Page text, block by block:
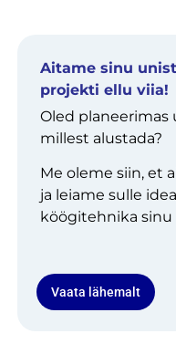
Aitame sinu
projekti ellu viia!
Oled planeerimas
millest alustada?
Me oleme siin, et
ja leiame sulle
köögitehnika
Vaata lähemalt